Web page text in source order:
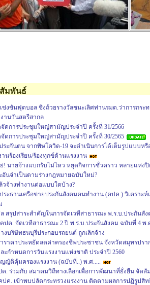
มพันธ์
งขันฟุตบอล ชิงถ้วยรางวัลชนะเลิศท่านรมต.ว่าการกระท
านวันสตรีสากล
ดการประชุมใหญ่สามัญประจำปี ครั้งที่ 31/2566
ดการประชุมใหญ่สามัญประจำปี ครั้งที่ 30/2565
ระกันตน จากพิษโควิด-19 จะดำเนินการได้เต็มรูปแบบหรื
นร้องเรียน/ร้องทุกข์ด้านแรงงาน
! นายจ้างแบกรับไม่ไหว หยุดกิจการชั่วคราว หลายแห่งปิ
อันจำเป็นตามร่างกฎหมายฉบับใหม่?
วจ้างทำงานต่อแบบใดบ้าง?
ระธานเครือข่ายประกันสังคมคนทำงาน (คปค.) วิเคราะ
สรุปสาระสำคัญในการจัดเวทีสาธารณะ พ.ร.บ.ประกันสัง
ปค. จัดเวทีสาธารณะ 2 ปี พ.ร.บ.ประกันสังคม ฉบับที่ 4 พ.
งบริษัทธนบุรีประกอบรถยนต์ ถูกเลิกจ้าง
ราคาประหยัดลดค่าครองชีพประชาชน จังหวัดสมุทรปรา
ละกำหนดการวันแรงงานแห่งชาติ ประจำปี 2560
ญญัติคุ้มครองแรงงาน (ฉบับที่..) พ.ศ.....
ค. ร่วมกับ สมาคมวิถีทางเลือกเพื่อการพัฒนาที่ยั่งยืน จัด
ปค. เข้าพบปลัดกระทรวงแรงงาน ติดตามผลการปฏิรูปสิ